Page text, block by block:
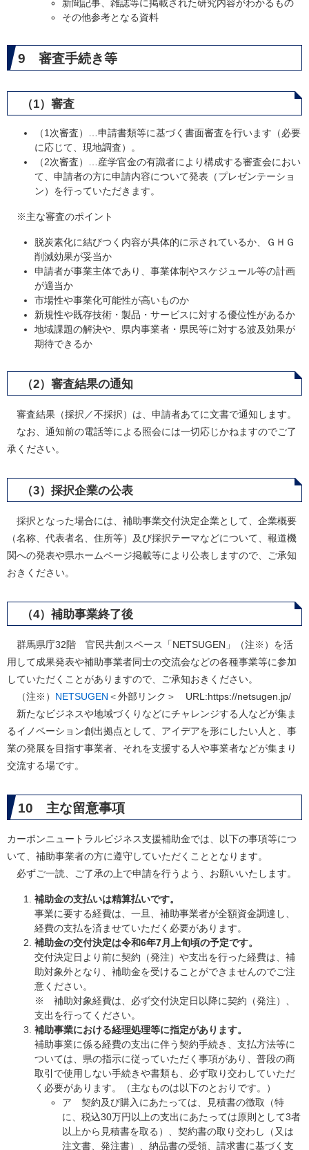
新聞記事、雑誌等に掲載された研究内容がわかるもの
その他参考となる資料
9 審査手続き等
（1）審査
（1次審査）…申請書類等に基づく書面審査を行います（必要
に応じて、現地調査）。
（2次審査）…産学官金の有識者により構成する審査会におい
て、申請者の方に申請内容について発表（プレゼンテーショ
ン）を行っていただきます。
※主な審査のポイント
脱炭素化に結びつく内容が具体的に示されているか、ＧＨＧ
削減効果が妥当か
申請者が事業主体であり、事業体制やスケジュール等の計画
が適当か
市場性や事業化可能性が高いものか
新規性や既存技術・製品・サービスに対する優位性があるか
地域課題の解決や、県内事業者・県民等に対する波及効果が
期待できるか
（2）審査結果の通知
審査結果（採択／不採択）は、申請者あてに文書で通知します。
なお、通知前の電話等による照会には一切応じかねますのでご了
承ください。
（3）採択企業の公表
採択となった場合には、補助事業交付決定企業として、企業概要
（名称、代表者名、住所等）及び採択テーマなどについて、報道機
関への発表や県ホームページ掲載等により公表しますので、ご承知
おきください。
（4）補助事業終了後
群馬県庁32階 官民共創スペース「NETSUGEN」（注※）を活
用して成果発表や補助事業者同士の交流会などの各種事業等に参加
していただくことがありますので、ご承知おきください。
（注※） NETSUGEN ＜外部リンク＞
URL:https://netsugen.jp/
新たなビジネスや地域づくりなどにチャレンジする人などが集ま
るイノベーション創出拠点として、アイデアを形にしたい人と、事
業の発展を目指す事業者、それを支援する人や事業者などが集まり
交流する場です。
10 主な留意事項
カーボンニュートラルビジネス支援補助金では、以下の事項等につ
いて、補助事業者の方に遵守していただくこととなります。
必ずご一読、ご了承の上で申請を行うよう、お願いいたします。
補助金の支払いは精算払いです。
事業に要する経費は、一旦、補助事業者が全額資金調達し、
経費の支払を済ませていただく必要があります。
補助金の交付決定は令和6年7月上旬頃の予定です。
交付決定日より前に契約（発注）や支出を行った経費は、補
助対象外となり、補助金を受けることができませんのでご注
意ください。
※ 補助対象経費は、必ず交付決定日以降に契約（発注）、
支出を行ってください。
補助事業における経理処理等に指定があります。
補助事業に係る経費の支出に伴う契約手続き、支払方法等に
ついては、県の指示に従っていただく事項があり、普段の商
取引で使用しない手続きや書類も、必ず取り交わしていただ
く必要があります。（主なものは以下のとおりです。）
ア 契約及び購入にあたっては、見積書の徴取（特
に、税込30万円以上の支出にあたっては原則として3者
以上から見積書を取る）、契約書の取り交わし（又は
注文書、発注書）、納品書の受領、請求書に基づく支